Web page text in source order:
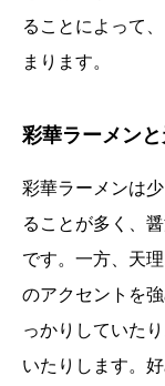
ることによって
まります。
彩華ラーメン
彩華ラーメンは
ることが多く、
です。一方、天
のアクセントを
っかりしていた
いたりします。